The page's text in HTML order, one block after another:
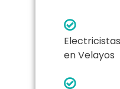
Electricistas
en Velayos